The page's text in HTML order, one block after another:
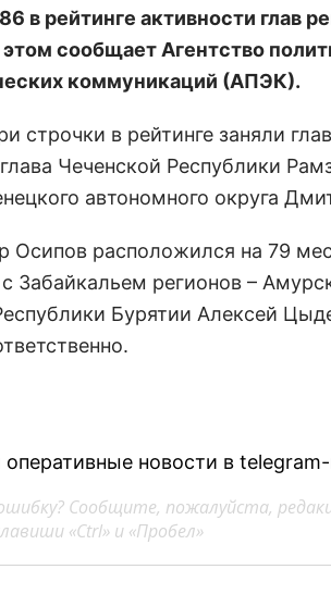
в рейтинге активности глав
сообщает Агентство
коммуникаций (АПЭК).
строчки в рейтинге заняли
Чеченской Республики
автономного округа
Осипов расположился на 79
Забайкальем регионов –
Бурятии Алексей
новости в
Сообщите, пожалуйста,
«Ctrl» и «Пробел»